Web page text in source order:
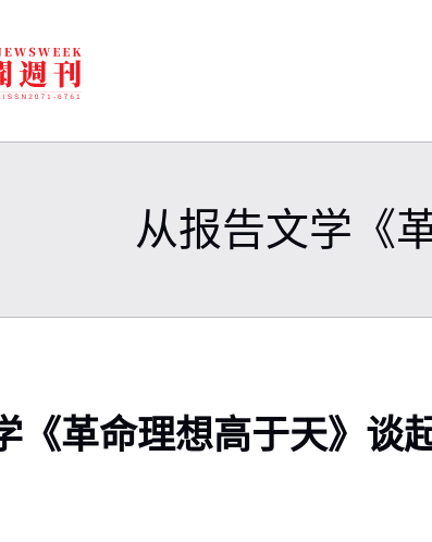
从报告文学《
《革命理想高于天》谈